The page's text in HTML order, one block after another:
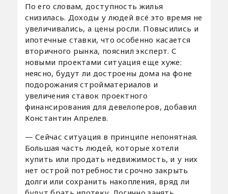
По его словам, доступность жилья
снизилась. Доходы у людей всё это время не
увеличивались, а цены росли. Повысились и
ипотечные ставки, что особенно касается
вторичного рынка, пояснил эксперт. С
новыми проектами ситуация еще хуже:
неясно, будут ли достроены дома на фоне
подорожания стройматериалов и
увеличения ставок проектного
финансирования для девелоперов, добавил
Константин Апрелев.
— Сейчас ситуация в принципе непонятная.
Большая часть людей, которые хотели
купить или продать недвижимость, и у них
нет острой потребности срочно закрыть
долги или сохранить накопления, вряд ли